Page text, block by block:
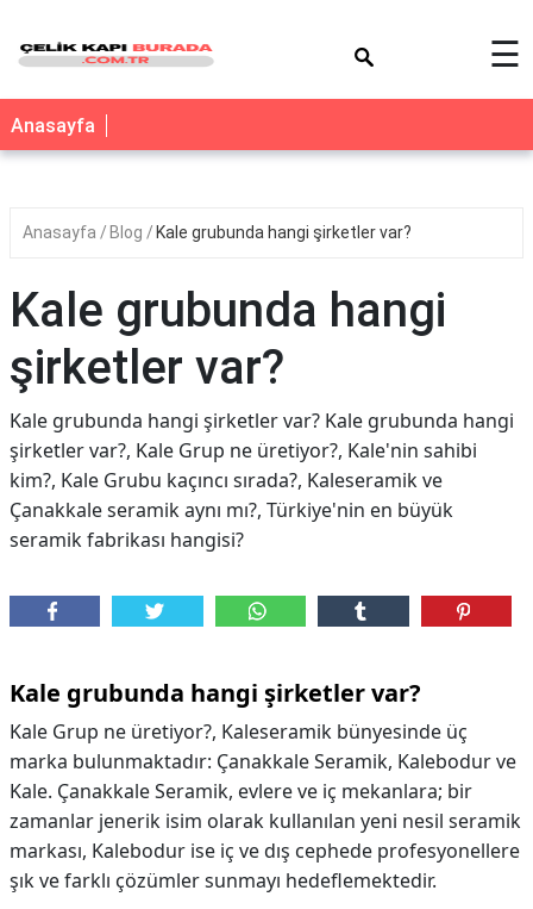
☰
Anasayfa
Anasayfa Blog Kale grubunda hangi şirketler var?
Kale grubunda hangi
şirketler var?
Kale grubunda hangi şirketler var? Kale grubunda hangi
şirketler var?, Kale Grup ne üretiyor?, Kale'nin sahibi
kim?, Kale Grubu kaçıncı sırada?, Kaleseramik ve
Çanakkale seramik aynı mı?, Türkiye'nin en büyük
seramik fabrikası hangisi?
Kale grubunda hangi şirketler var?
Kale Grup ne üretiyor?, Kaleseramik bünyesinde üç
marka bulunmaktadır: Çanakkale Seramik, Kalebodur ve
Kale. Çanakkale Seramik, evlere ve iç mekanlara; bir
zamanlar jenerik isim olarak kullanılan yeni nesil seramik
markası, Kalebodur ise iç ve dış cephede profesyonellere
şık ve farklı çözümler sunmayı hedeflemektedir.